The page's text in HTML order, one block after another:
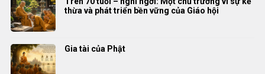
thừa và phát triển bền vững của Giáo hội
Gia tài của Phật